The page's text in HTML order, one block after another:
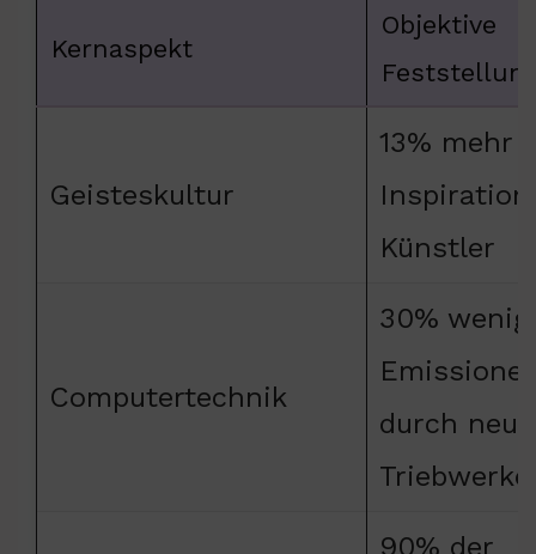
Kernaspekt
Objektive
Geisteskultur
13% mehr
Künstler
Computertechnik
30%
durch neue
Triebwerke
90% der